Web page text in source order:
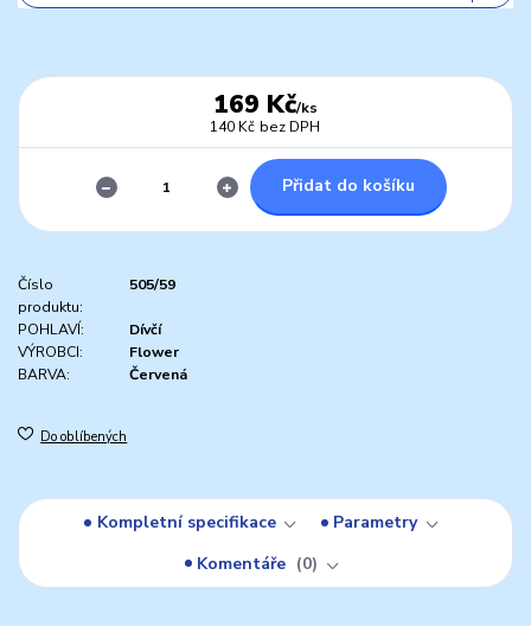
169 Kč/ks
140 Kč bez DPH
Přidat do košíku
Číslo
produktu:
505/59
POHLAVÍ:
Dívčí
VÝROBCI:
Flower
BARVA:
Červená
Do oblíbených
Kompletní specifikace
Parametry
Komentáře
0